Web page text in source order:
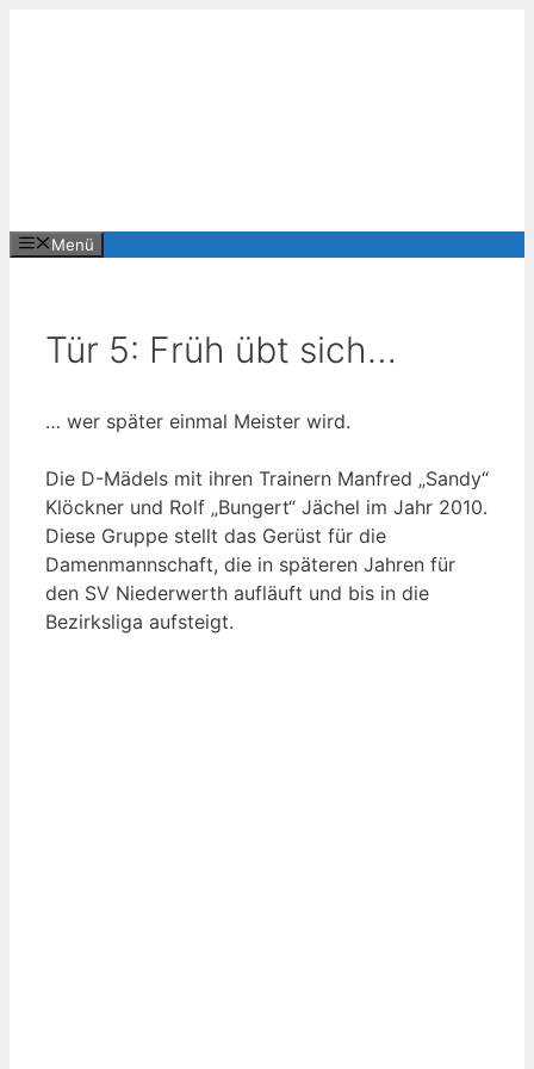
Menü
Tür 5: Früh übt sich…
… wer später einmal Meister wird.
Die D-Mädels mit ihren Trainern Manfred „Sandy“
Klöckner und Rolf „Bungert“ Jächel im Jahr 2010.
Diese Gruppe stellt das Gerüst für die
Damenmannschaft, die in späteren Jahren für
den SV Niederwerth aufläuft und bis in die
Bezirksliga aufsteigt.